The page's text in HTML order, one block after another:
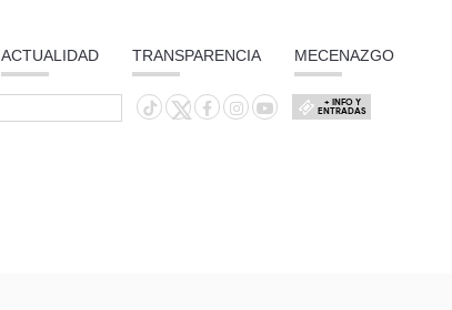
ACTUALIDAD TRANSPARENCIA MECENAZGO
+ INFO Y
ENTRADAS